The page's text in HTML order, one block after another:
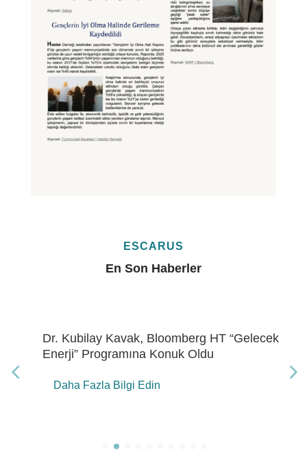
ESCARUS
En Son Haberler
Dr. Kubilay Kavak, Bloomberg HT “Gelecek
Enerji” Programına Konuk Oldu
Daha Fazla Bilgi Edin